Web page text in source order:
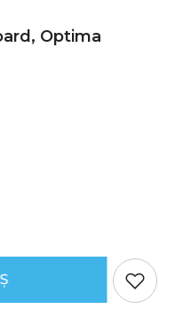
Optima